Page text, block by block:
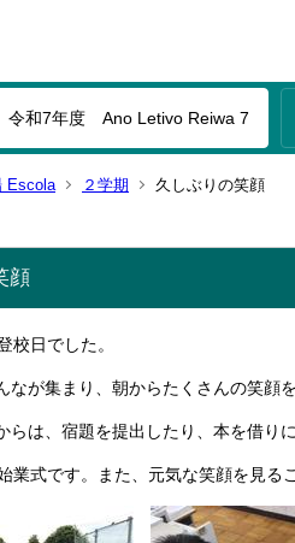
令和7年度 Ano Letivo Reiwa 7
Escola ２学期 久しぶりの笑顔
顔
校日でした。
なが集まり、朝からたくさんの笑顔
らは、宿題を提出したり、本を借り
業式です。また、元気な笑顔を見る